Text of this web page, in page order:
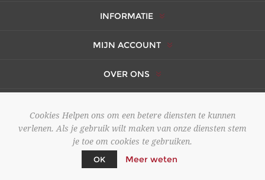
INFORMATIE
MIJN ACCOUNT
OVER ONS
Copyright ; 2026 AMBERES. Alle rechten voorbehouden.
Cookies Helpen ons om een betere diensten te kunnen
verlenen. Als je gebruik wilt maken van onze diensten stem
je toe om cookies te gebruiken.
OK
Meer weten